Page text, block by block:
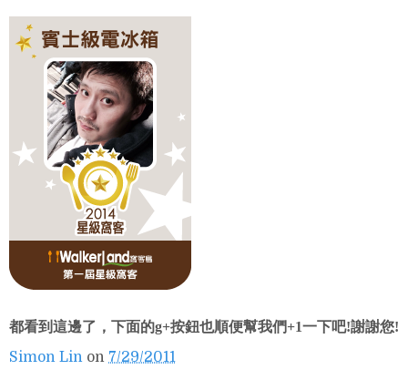
都看到這邊了，下面的g+按鈕也順便幫我們+1一下吧!謝謝您!
Simon Lin on 7/29/2011